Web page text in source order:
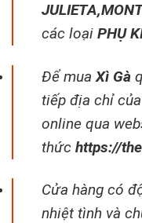
JULIETA,
các loại PHỤ
Để muaXì Gà
tiếp địa chỉ
online qua
thức https://
Cửa hàng có
nhiệt tình và